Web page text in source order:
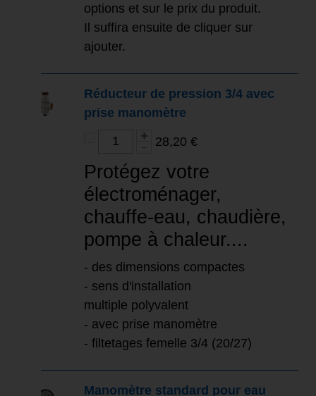
options et sur le prix du produit.
Il suffira ensuite de cliquer sur
ajouter.
Réducteur de pression 3/4 avec
prise manomètre
28,20 €
Protégez votre
électroménager,
chauffe-eau, chaudière,
pompe à chaleur....
- des dimensions compactes
- sens d'installation
multiple polyvalent
- avec prise manomètre
- filtetages femelle 3/4 (20/27)
Manomètre standard pour eau